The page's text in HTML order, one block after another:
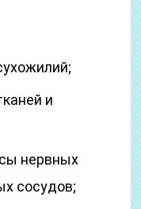
и
нервных
сосудов;